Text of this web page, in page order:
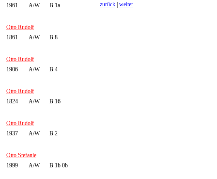
1961
A/W B 1a
Otto Rudolf
1861
A/W B 8
Otto Rudolf
1906
A/W B 4
Otto Rudolf
1824
A/W B 16
Otto Rudolf
1937
A/W B 2
Otto Stefanie
1999
A/W B 1b 0b
zurück weiter